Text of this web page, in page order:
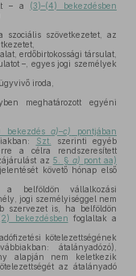
– a (3)–(4) bekezdésben
szociális szövetkezetet, az
erdőbirtokossági társulat,
–, egyes jogi személyek
iroda,
meghatározott egyéni
bekezdésa)–c)
pontjában
Szt.
szerinti egyéb
a célra rendszeresített
az 5. § a) pont aa)
követő hónap első
a belföldön vállalkozási
jogi személyiséggel nem
szervezet is, ha belföldön
bekezdésben foglaltak a
kötelezettségének
átalányadózó),
alapján nem keletkezik
az átalányadó